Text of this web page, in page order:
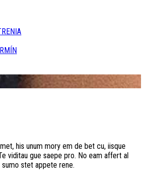
his unum mory em de bet cu, iisque
viditau gue saepe pro. No eam affert al
stet appete rene.